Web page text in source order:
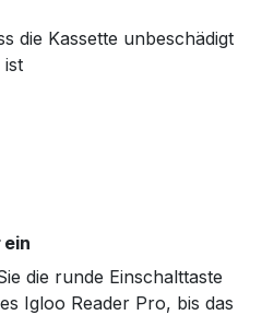
die Kassette unbeschädigt
ist
ein
die runde Einschalttaste
Igloo Reader Pro, bis das